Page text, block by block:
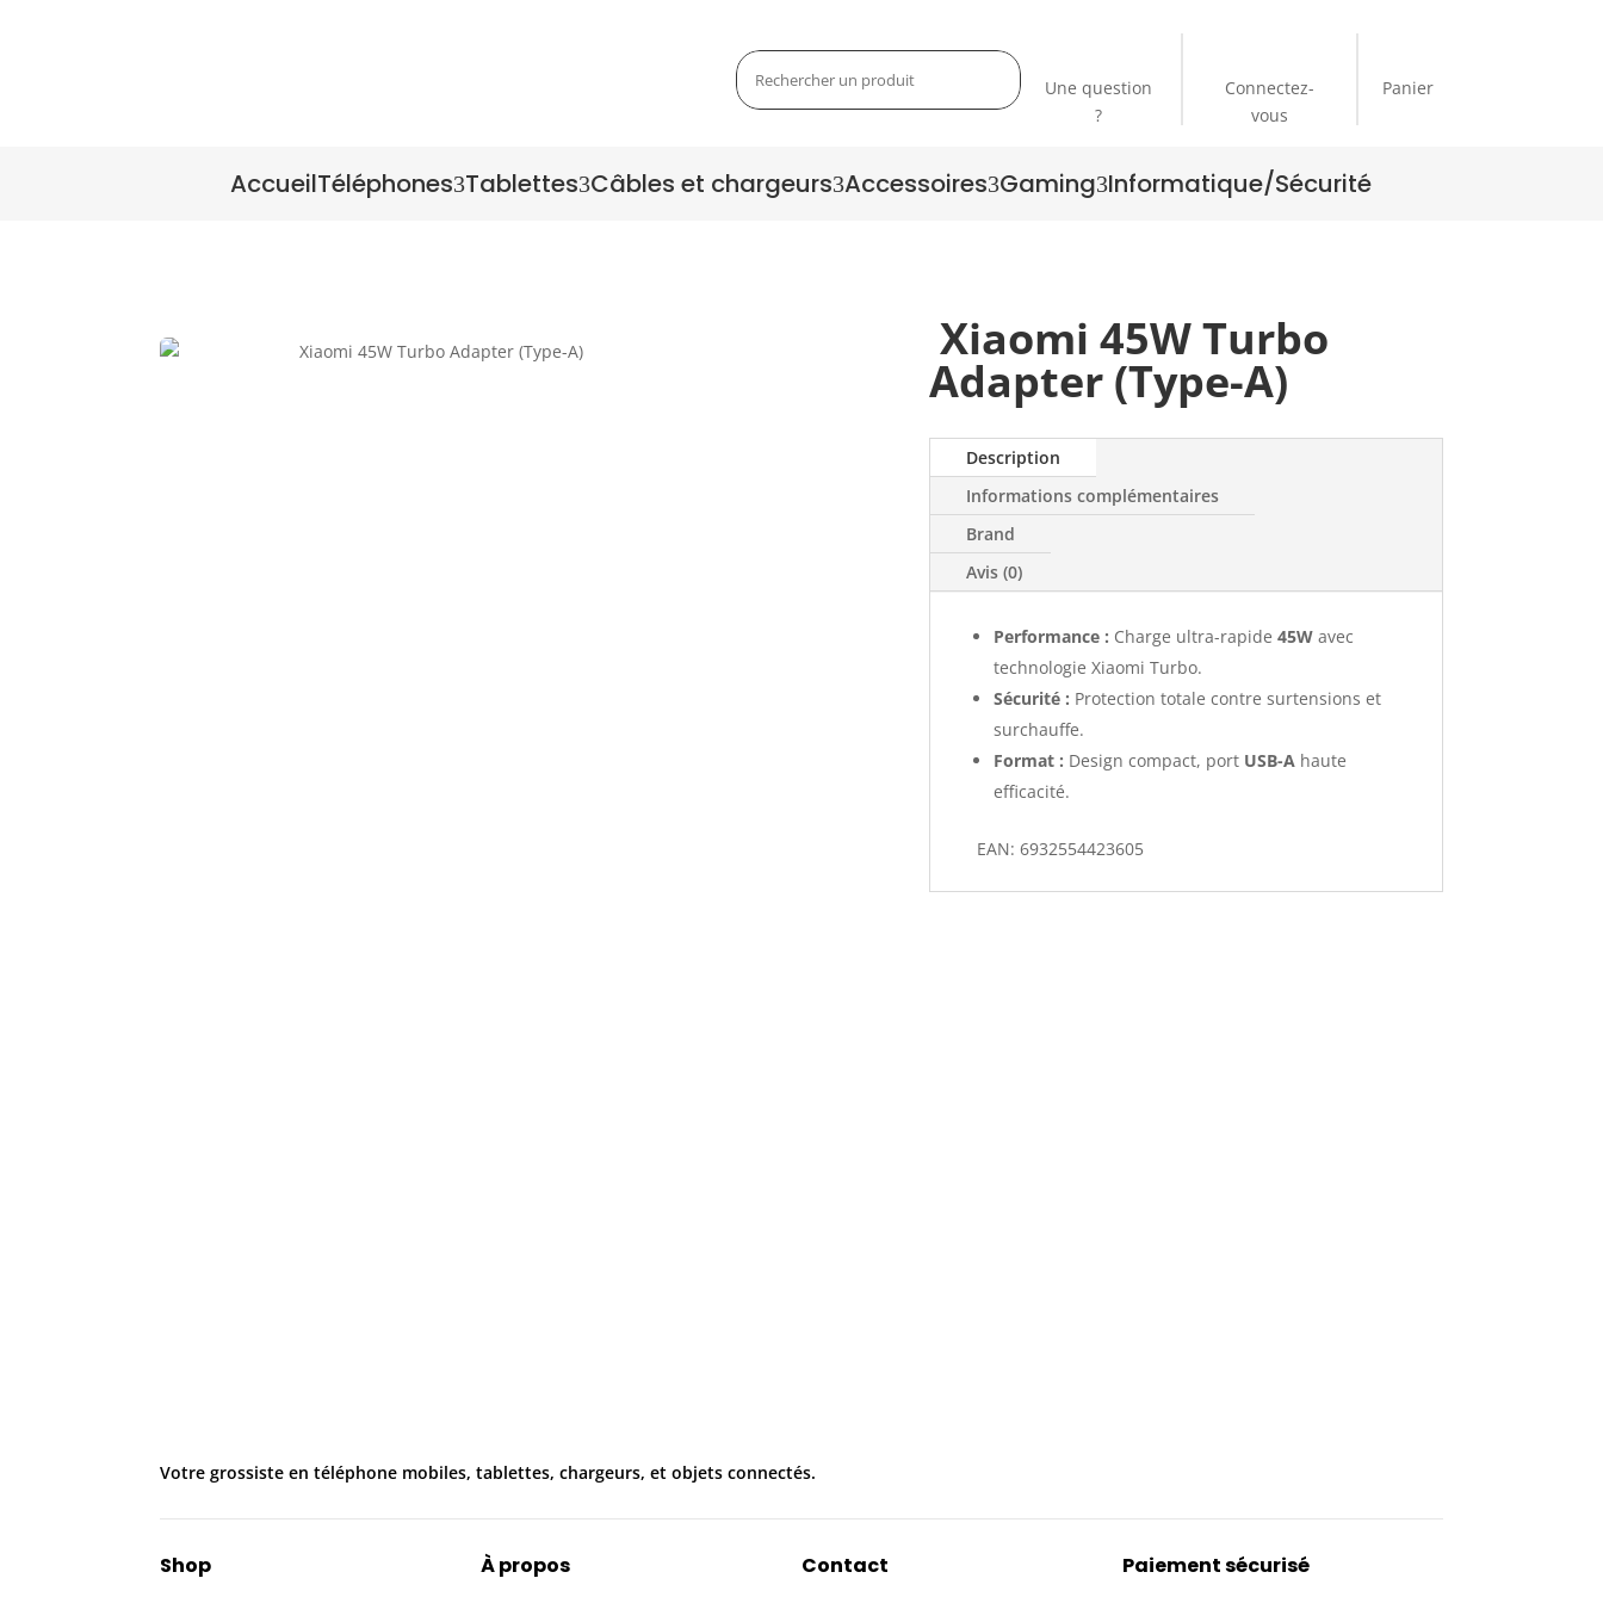
Une question
?
Connectez-
vous
Panier
AccueilTéléphones3Tablettes3Câbles et chargeurs3Accessoires3Gaming3Informatique/Sécurité
Xiaomi 45W Turbo
Adapter (Type-A)
Description
Informations complémentaires
Brand
Avis (0)
Performance : Charge ultra-rapide 45Wavec
technologie Xiaomi Turbo.
Sécurité : Protection totale contre surtensions et
surchauffe.
Format : Design compact, port USB-Ahaute
efficacité.
EAN: 6932554423605
Votre grossiste en téléphone mobiles, tablettes, chargeurs, et objets connectés.
Shop À propos Contact Paiement sécurisé